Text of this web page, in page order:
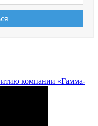
компании «Гамма-